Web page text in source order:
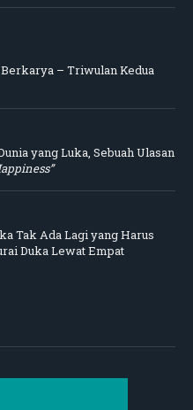
– Triwulan Kedua
yang Luka, Sebuah Ulasan
Tak Ada Lagi yang Harus
Duka Lewat Empat